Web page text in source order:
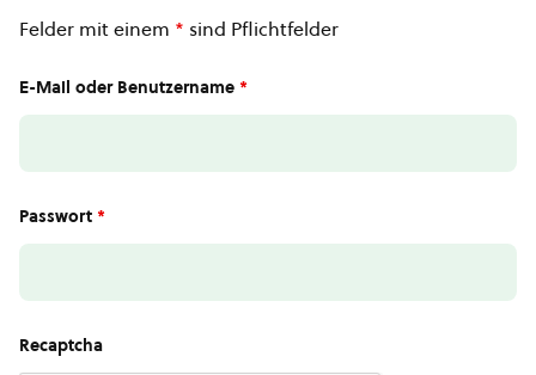
Felder mit einem * sind Pflichtfelder
E-Mail oder Benutzername *
Passwort *
Recaptcha